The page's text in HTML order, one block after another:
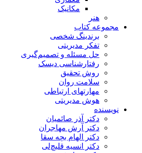
مکانیک
هنر
مجموعه کتاب
برندینگ شخصی
تفکر مدیریتی
حل مسئله و تصمیم‌گیری
رفتارشناسی دیسک
روش تحقیق
سلامت روان
مهارتهای ارتباطی
هوش مدیریتی
نویسنده
دکتر آذر صائمیان
دکتر آرش مهاجران
دکتر الهام بچه سقا
دکتر انسیه قلیچ‌لی